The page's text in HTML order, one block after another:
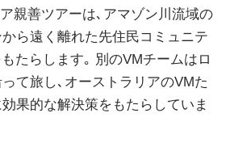
親善ツアーは､アマゾン川流域の
ら遠く離れた先住民コミュニテ
たらします｡ 別のVMチームはロ
て旅し､オーストラリアのVMた
果的な解決策をもたらしていま